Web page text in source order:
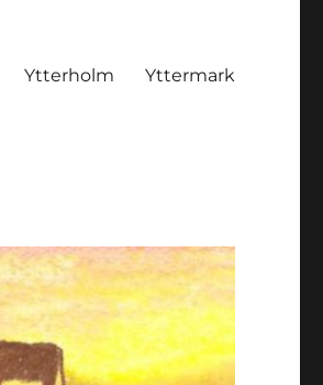
Ytterholm Yttermark